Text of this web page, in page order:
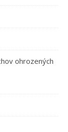
ohrozených